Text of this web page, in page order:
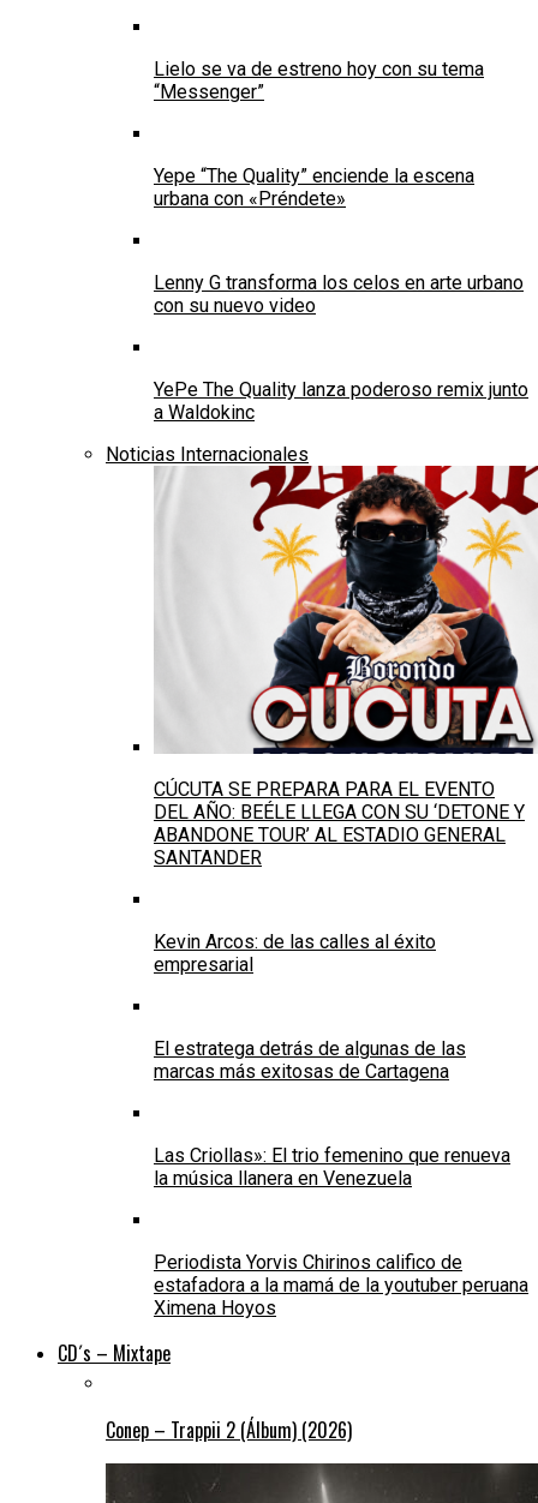
Lielo se va de estreno hoy con su tema
“Messenger”
Yepe “The Quality” enciende la escena
urbana con «Préndete»
Lenny G transforma los celos en arte urbano
con su nuevo video
YePe The Quality lanza poderoso remix junto
a Waldokinc
Noticias Internacionales
CÚCUTA SE PREPARA PARA EL EVENTO
DEL AÑO: BEÉLE LLEGA CON SU ‘DETONE Y
ABANDONE TOUR’ AL ESTADIO GENERAL
SANTANDER
Kevin Arcos: de las calles al éxito
empresarial
El estratega detrás de algunas de las
marcas más exitosas de Cartagena
Las Criollas»: El trio femenino que renueva
la música llanera en Venezuela
Periodista Yorvis Chirinos califico de
estafadora a la mamá de la youtuber peruana
Ximena Hoyos
CD´s – Mixtape
Conep – Trappii 2 (Álbum) (2026)